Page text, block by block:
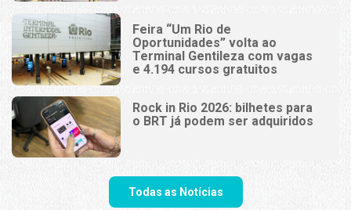
Feira “Um Rio de
Oportunidades” volta ao
Terminal Gentileza com vagas
e 4.194 cursos gratuitos
Rock in Rio 2026: bilhetes para
o BRT já podem ser adquiridos
Todas as Notícias